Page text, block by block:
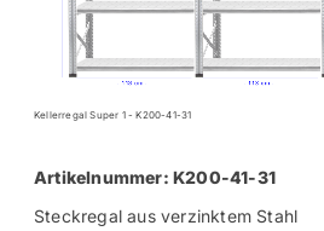
Kellerregal Super 1 - K200-41-31
Artikelnummer: K200-41-31
Steckregal aus verzinktem Stahl